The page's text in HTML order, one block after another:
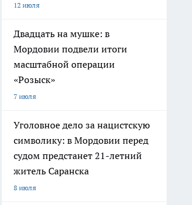
12 июля
Двадцать на мушке: в
Мордовии подвели итоги
масштабной операции
«Розыск»
7 июля
Уголовное дело за нацистскую
символику: в Мордовии перед
судом предстанет 21-летний
житель Саранска
8 июля